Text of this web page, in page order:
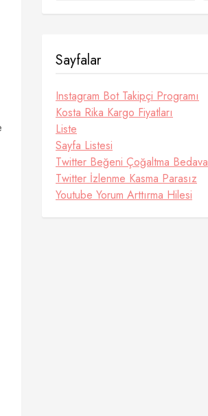
Sayfalar
Instagram Bot Takipçi Programı
Kosta Rika Kargo Fiyatları
Liste
Sayfa Listesi
Twitter Beğeni Çoğaltma Bedava
Twitter İzlenme Kasma Parasız
Youtube Yorum Arttırma Hilesi